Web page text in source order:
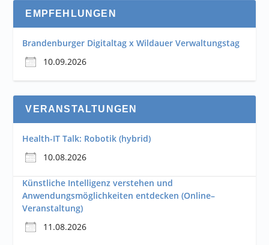
EMPFEHLUNGEN
Brandenburger Digitaltag x Wildauer Verwaltungstag
10.09.2026
VERANSTALTUNGEN
Health-IT Talk: Robotik (hybrid)
10.08.2026
Künstliche Intelligenz verstehen und
Anwendungsmöglichkeiten entdecken (Online–
Veranstaltung)
11.08.2026